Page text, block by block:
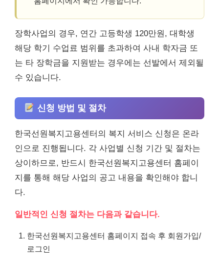
장학사업의 경우, 연간 고등학생 120만원, 대학생
해당 학기 수업료 범위를 초과하여 사내 학자금 또
는 타 장학금을 지원받는 경우에는 선발에서 제외될
수 있습니다.
신청 방법 및 절차
한국선원복지고용센터의 복지 서비스 신청은 온라
인으로 진행됩니다. 각 사업별 신청 기간 및 절차는
상이하므로, 반드시 한국선원복지고용센터 홈페이
지를 통해 해당 사업의 공고 내용을 확인해야 합니
다.
일반적인 신청 절차는 다음과 같습니다.
한국선원복지고용센터 홈페이지 접속 후 회원가입/
로그인